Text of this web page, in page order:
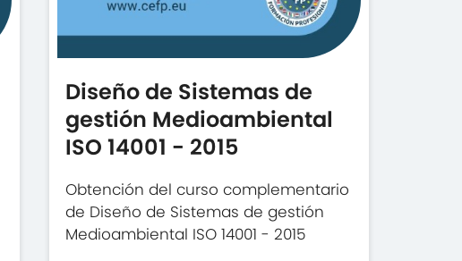
Diseño de Sistemas de
gestión Medioambiental
ISO 14001 - 2015
Obtención del curso complementario
de Diseño de Sistemas de gestión
Medioambiental ISO 14001 - 2015